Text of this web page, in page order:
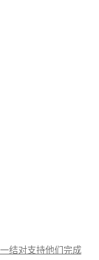
结对支持他们完成